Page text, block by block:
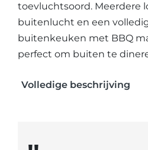
toevluchtsoord. Meerdere
buitenlucht en een
buitenkeuken met BBQ
perfect om buiten te
Volledige beschrijving